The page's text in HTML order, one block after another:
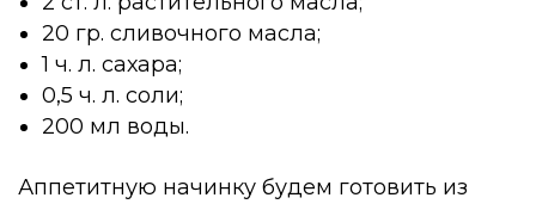
20 гр. сливочного масла;
1 ч. л. сахара;
0,5 ч. л. соли;
200 мл воды.
Аппетитную начинку будем готовить из